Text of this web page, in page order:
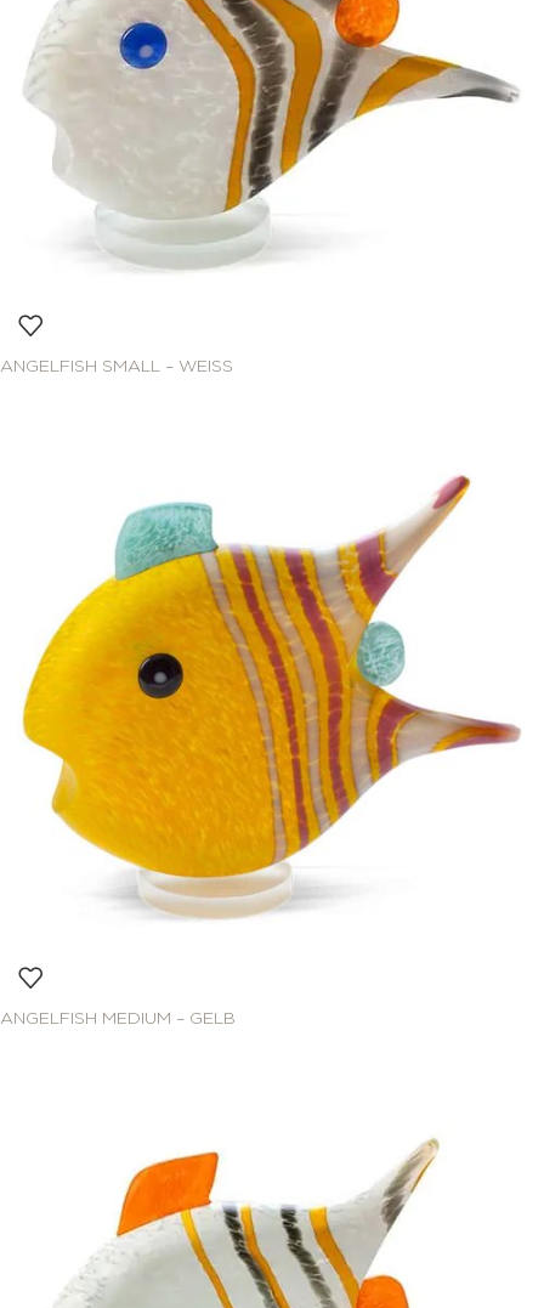
ANGELFISH SMALL – WEISS
ANGELFISH MEDIUM – GELB